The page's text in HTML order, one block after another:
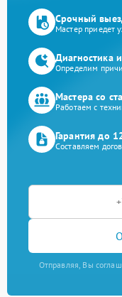
Срочный
Мастер приедет
Диагностика
Определим
Мастера со
Работаем с
Гарантия до
Составляем
Отправляя, Вы